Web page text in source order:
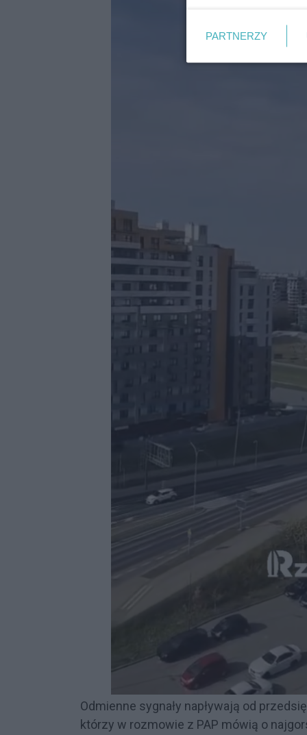
Odmienne sygnały napływają od
którzy w rozmowie z PAP mówią o
PARTNERZY